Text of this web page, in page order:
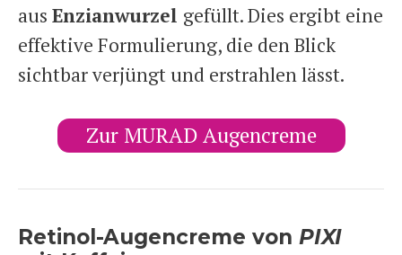
aus Enzianwurzel gefüllt. Dies ergibt eine
effektive Formulierung, die den Blick
sichtbar verjüngt und erstrahlen lässt.
Zur MURAD Augencreme
Retinol-Augencreme von PIXI